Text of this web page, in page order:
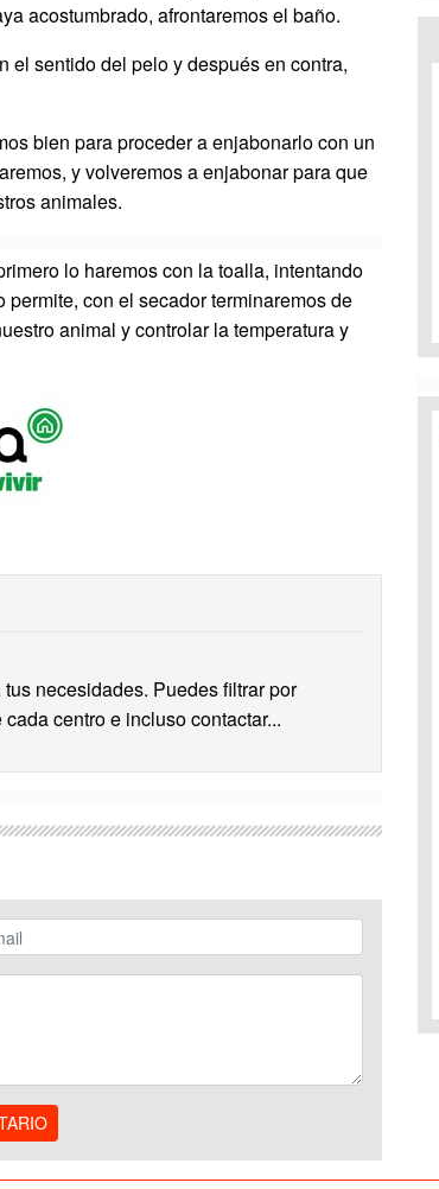
acostumbrado, afrontaremos el baño.
el sentido del pelo y después en contra,
bien para proceder a enjabonarlo con un
y volveremos a enjabonar para que
animales.
lo haremos con la toalla, intentando
con el secador terminaremos de
animal y controlar la temperatura y
necesidades. Puedes filtrar por
centro e incluso contactar...